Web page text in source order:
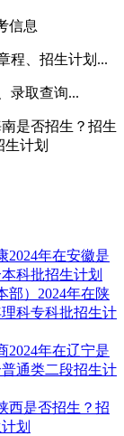
信息
程、招生计划...
录取查询...
2024年在安徽是
科批招生计划
部）2024年在陕
科专科批招生计
2024年在辽宁是
通类二段招生计
西是否招生？招
划